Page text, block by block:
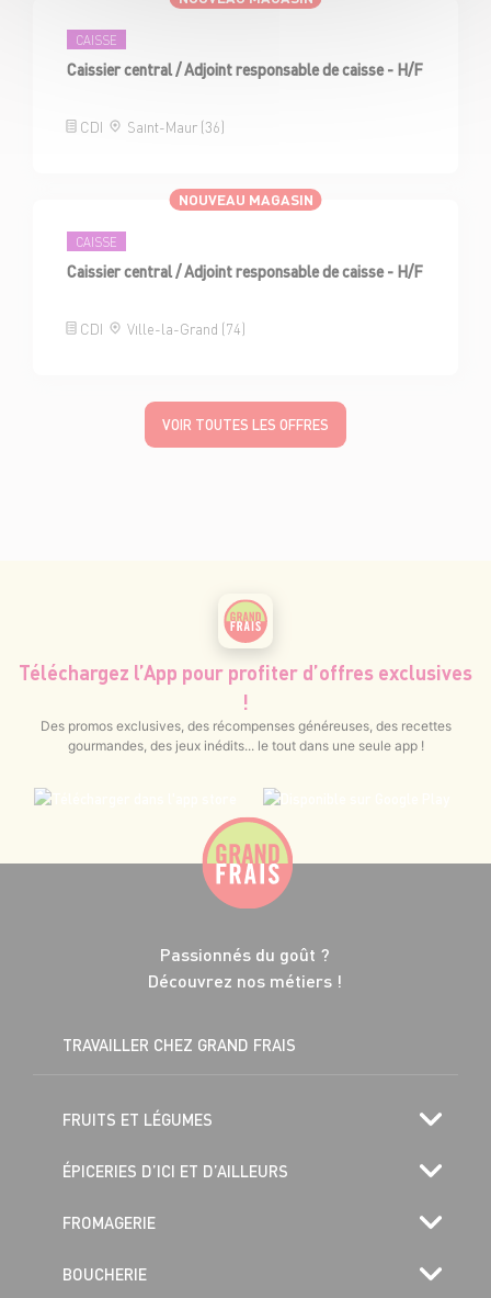
CAISSE
Caissier central / Adjoint responsable de caisse - H/F
CDI Saint-Maur (36)
NOUVEAU MAGASIN
CAISSE
Caissier central / Adjoint responsable de caisse - H/F
CDI Ville-la-Grand (74)
VOIR TOUTES LES OFFRES
Téléchargez l’App pour profiter d’offres exclusives
!
Des promos exclusives, des récompenses généreuses, des recettes
gourmandes, des jeux inédits... le tout dans une seule app !
Passionnés du goût ?
Découvrez nos métiers !
TRAVAILLER CHEZ GRAND FRAIS
FRUITS ET LÉGUMES
ÉPICERIES D’ICI ET D’AILLEURS
FROMAGERIE
BOUCHERIE